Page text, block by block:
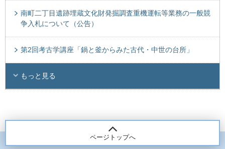
南町二丁目遺跡埋蔵文化財発掘調査重機運転等業務の一般競
争入札について（公告）
第2回考古学講座「鍋と釜からみた古代・中世の台所」
もっと見る
ページトップへ